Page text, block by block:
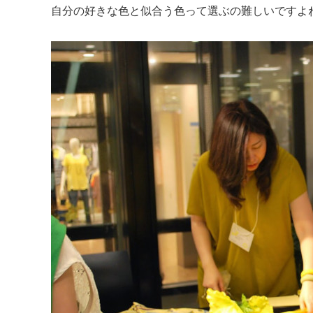
自分の好きな色と似合う色って選ぶの難しいですよ